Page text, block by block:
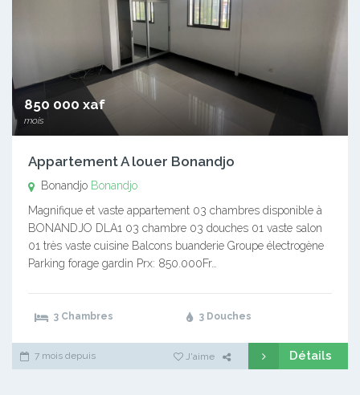
850 000 xaf
mois
Appartement A louer Bonandjo
Bonandjo Bonandjo
Magnifique et vaste appartement 03 chambres disponible à
BONANDJO DLA1 03 chambre 03 douches 01 vaste salon
01 très vaste cuisine Balcons buanderie Groupe électrogène
Parking forage gardin Prx: 850.000Fr…
3 Chambres 3 Douches
7 mois depuis J'aime Détails